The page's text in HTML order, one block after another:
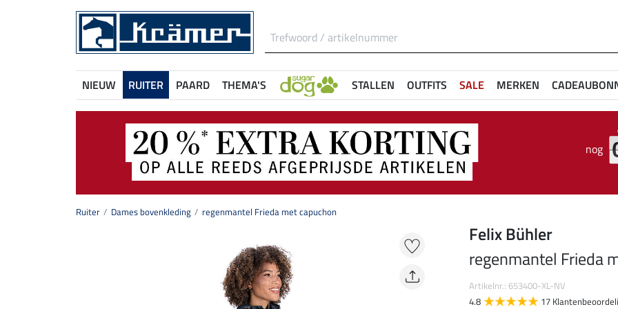
NIEUW RUITER PAARD THEMA'S STALLEN OUTFITS SALE MERKEN
nog
Ruiter Dames bovenkleding regenmantel Frieda met capuchon
Felix Bühler
regenmantel Frieda
Artikelnr.: 653400-XL-NV
4.8
17